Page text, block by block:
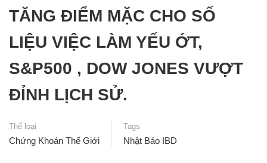
TĂNG ĐIỂM MẶC CHO SỐ
LIỆU VIỆC LÀM YẾU ỚT,
S&P500 , DOW JONES VƯỢT
ĐỈNH LỊCH SỬ.
Thể loại
Chứng Khoán Thế Giới
Tags
Nhật Báo IBD